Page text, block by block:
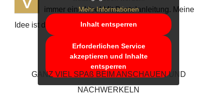
immer eine Idee! Mit Bastelanleitung. Meine
Idee ist diese Zauberfenster – Sternen Karte.
Mehr Informationen
Inhalt entsperren
Erforderlichen Service
akzeptieren und Inhalte
entsperren
GANZ VIEL SPAß BEIM ANSCHAUEN UND
NACHWERKELN